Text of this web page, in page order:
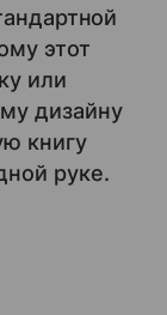
этот
или
дизайну
книгу
руке.